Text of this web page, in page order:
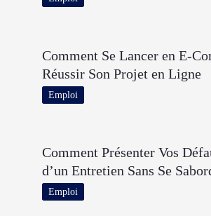
Comment Se Lancer en E-
Réussir Son Projet en Ligne
Emploi
Comment Présenter Vos
d’un Entretien Sans Se
Emploi